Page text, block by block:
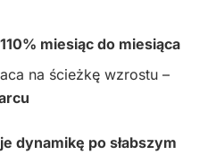
110% miesiąc do miesiąca
na ścieżkę wzrostu –
dynamikę po słabszym